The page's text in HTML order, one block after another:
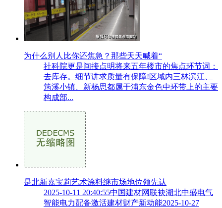
为什么别人比你还焦急？那些天天喊着“
社科院更是间接点明将来五年楼市的焦点环节词：
去库存。细节讲求质量有保障!区域内三林滨江、
筠溪小镇、新杨思都属于浦东金色中环带上的主要
构成部...
是北新嘉宝莉艺术涂料继市场地位领先认
2025-10-11 20:40:55中国建材网联袂湖北中盛电气
智能电力配备激活建材财产新动能2025-10-27